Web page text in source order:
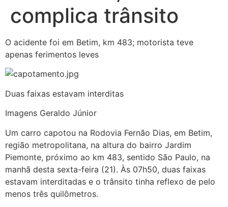
complica trânsito
O acidente foi em Betim, km 483; motorista teve
apenas ferimentos leves
Duas faixas estavam interditas
Imagens Geraldo Júnior
Um carro capotou na Rodovia Fernão Dias, em Betim,
região metropolitana, na altura do bairro Jardim
Piemonte, próximo ao km 483, sentido São Paulo, na
manhã desta sexta-feira (21). Às 07h50, duas faixas
estavam interditadas e o trânsito tinha reflexo de pelo
menos três quilômetros.